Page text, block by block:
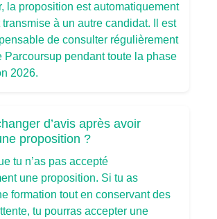
la proposition est automatiquement
à un autre candidat. Il est
de consulter régulièrement
Parcoursup pendant toute la phase
2026.
d’avis après avoir
proposition ?
tu n’as pas accepté
une proposition. Si tu as
formation tout en conservant des
tu pourras accepter une